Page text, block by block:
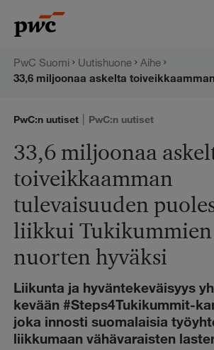
sisältöön
PwC:n
PwC Suomi Uutishuone
Aihe
PwC:n uutiset | PwC:n uutiset
33,6 miljoonaa
toiveikkaamman
tulevaisuuden
liikkui
nuorten hyväksi
Liikunta ja hyväntekeväisyys
kevään #Steps4Tukikummit-
joka innosti suomalaisia
liikkumaan vähävaraisten